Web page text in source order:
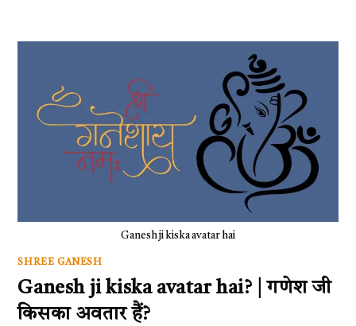
Ganesh ji kiska avatar hai
SHREE GANESH
Ganesh ji kiska avatar hai? | गणेश जी
किसका अवतार हैं?